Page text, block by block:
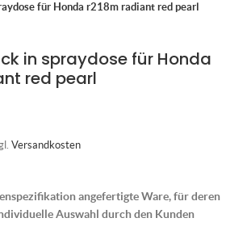
für Honda r218m radiant red pearl
in spraydose für Honda
red pearl
Versandkosten
angefertigte Ware, für deren
Auswahl durch den Kunden